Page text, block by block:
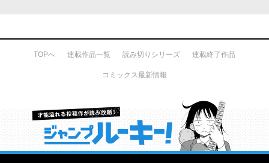
TOPへ 連載作品一覧 読み切りシリーズ 連載終了作品
コミックス最新情報
才能溢れる投稿作が読み放題！ ジャンプルーキー！